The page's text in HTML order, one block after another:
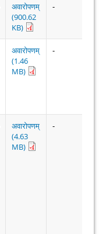
अवारोपणम्
(900.62
KB)
-
अवारोपणम्
(1.46
MB)
-
अवारोपणम्
(4.63
MB)
-